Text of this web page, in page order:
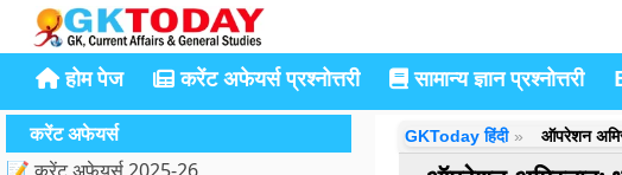
होम पेज करेंट अफेयर्स प्रश्नोत्तरी सामान्य ज्ञान प्रश्नोत्तरी
करेंट अफेयर्स
GKToday हिंदी ऑपरेशन